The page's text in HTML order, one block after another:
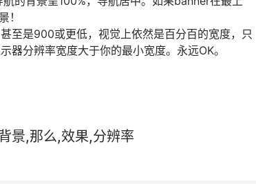
！
至是900或更低，视觉上依然是百分百的宽度，只
器分辨率宽度大于你的最小宽度。永远OK。
景,那么,效果,分辨率